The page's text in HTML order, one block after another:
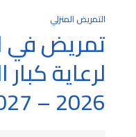
التمريض المنزلي
تمريض في
لرعاية
2026 – 2027